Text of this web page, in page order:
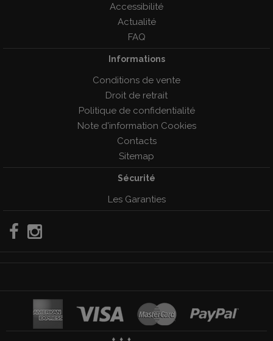
Accessibilité
Actualité
FAQ
Informations
Conditions de vente
Droit de retrait
Politique de confidentialité
Note d'information Cookies
Contacts
Sitemap
Sécurité
Les Garanties